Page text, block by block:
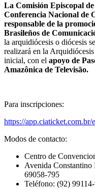
La Comisión Episcopal
Conferencia Nacional de
responsable de la
Brasileños de
la arquidiócesis o diócesis
realizará en la
inicial, con el apoyo de
Amazônica de Televisão.
Para inscripciones:
https://
Modos de contacto:
Centro de
Avenida
69058-795
Teléfono: (92)